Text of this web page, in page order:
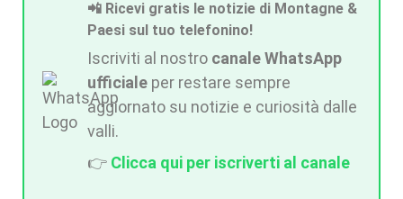
📲 Ricevi gratis le notizie di Montagne &
Paesi sul tuo telefonino!
Iscriviti al nostro canale WhatsApp
ufficiale per restare sempre
aggiornato su notizie e curiosità dalle
valli.
👉 Clicca qui per iscriverti al canale